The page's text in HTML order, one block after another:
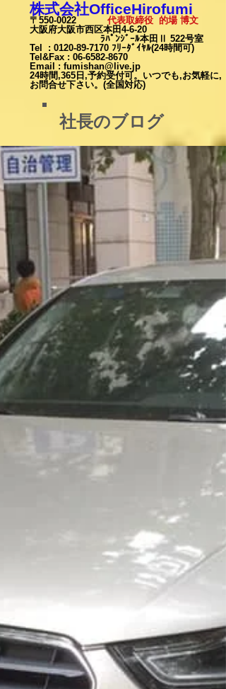
株式会社OfficeHirofumi
〒550-0022 代表取締役 的場 博文
大阪府大阪市西区本田4-6-20
ﾗﾊﾟﾝｼﾞｰﾙ本田Ⅱ 522号室
Tel : 0120-89-7170 ﾌﾘｰﾀﾞｲﾔﾙ(24時間可)
Tel&Fax : 06-6582-8670
Email
: fumishan@live.jp
24時間,365日,予約受付可。いつでも,お気軽に,
お問合せ下さい。(全国対応)
カート
社長のブログ